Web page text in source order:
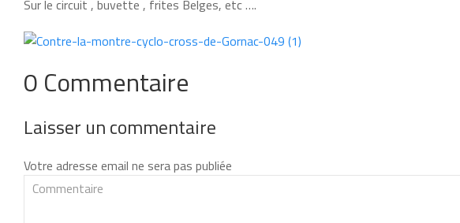
Sur le circuit , buvette , frites Belges, etc ….
0 Commentaire
Laisser un commentaire
Votre adresse email ne sera pas publiée